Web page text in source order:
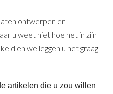
ontwerpen en
u weet niet hoe het in zijn
en we leggen u het graag
artikelen die u zou willen